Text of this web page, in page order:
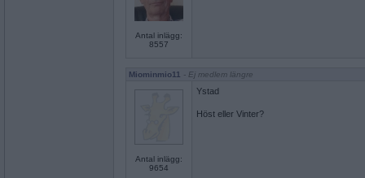
Antal inlägg:
8557
Miominmio11 - Ej medlem längre
Antal inlägg:
9654
Ystad
Höst eller Vinter?